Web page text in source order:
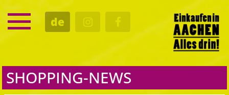
de
SERVICE
TERMINE
SHOPPING-NEWS